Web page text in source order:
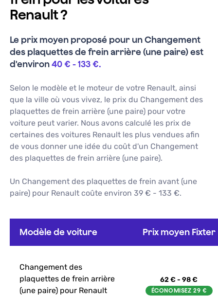
Renault ?
Le prix moyen proposé pour unChangement
des plaquettes de frein arrière (une paire)est
d'environ40 € -133 €.
Selon le modèle et le moteur de votre Renault, ainsi
que la ville où vous vivez, le prix du Changement des
plaquettes de frein arrière (une paire) pour votre
voiture peut varier. Nous avons calculé les prix de
certaines des voitures Renault les plus vendues afin
de vous donner une idée du coût d'un Changement
des plaquettes de frein arrière (une paire).
Un Changement des plaquettes de frein avant (une
paire) pour Renault coûte environ 39 € - 133 €.
Modèle de voiture Prix moyen Fixter
Changement des
plaquettes de frein arrière
(une paire) pour Renault
62 € - 98 €